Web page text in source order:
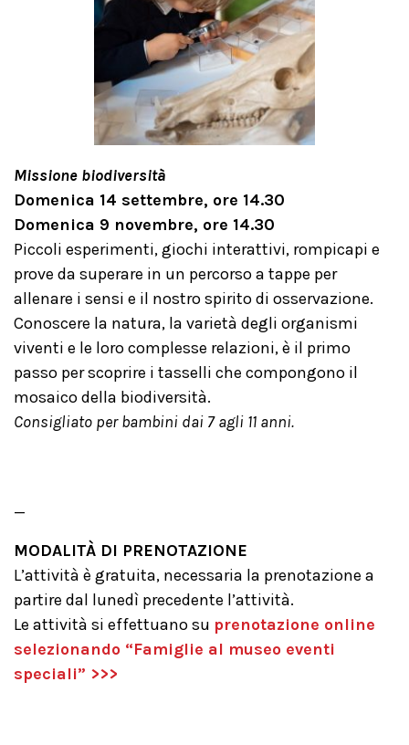
Missione biodiversità
Domenica 14 settembre, ore 14.30
Domenica 9 novembre, ore 14.30
Piccoli esperimenti, giochi interattivi, rompicapi e
prove da superare in un percorso a tappe per
allenare i sensi e il nostro spirito di osservazione.
Conoscere la natura, la varietà degli organismi
viventi e le loro complesse relazioni, è il primo
passo per scoprire i tasselli che compongono il
mosaico della biodiversità.
Consigliato per bambini dai 7 agli 11 anni.
_
MODALITÀ DI PRENOTAZIONE
L’attività è gratuita, necessaria la prenotazione a
partire dal lunedì precedente l’attività.
Le attività si effettuano su prenotazione online
selezionando “Famiglie al museo eventi
speciali” >>>